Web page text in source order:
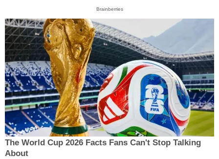
Brainberries
The World Cup 2026 Facts Fans Can't Stop Talking
About